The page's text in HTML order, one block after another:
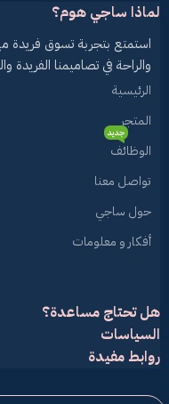
لماذا ساجي هوم؟
استمتع بتجربة تسوق فريدة
والراحة في تصاميمنا الفريدة
الرئيسية
المتجر
الوظائف
جديد
تواصل معنا
حول ساجي
أفكار و معلومات
هل تحتاج مساعدة؟
السياسات
روابط مفيدة